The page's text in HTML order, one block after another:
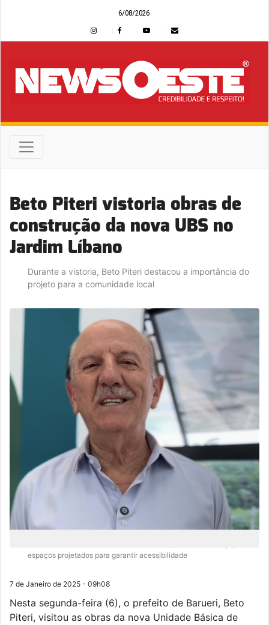
6/08/2026
Beto Piteri vistoria obras de
construção da nova UBS no
Jardim Líbano
Durante a vistoria, Beto Piteri destacou a importância do
projeto para a comunidade local
espaços projetados para garantir acessibilidade
7 de Janeiro de 2025 - 09h08
Nesta segunda-feira (6), o prefeito de Barueri, Beto
Piteri, visitou as obras da nova Unidade Básica de